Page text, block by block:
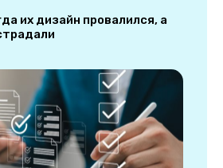
их дизайн провалился, а